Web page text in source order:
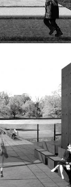
Διαγωνισμός με
New York”